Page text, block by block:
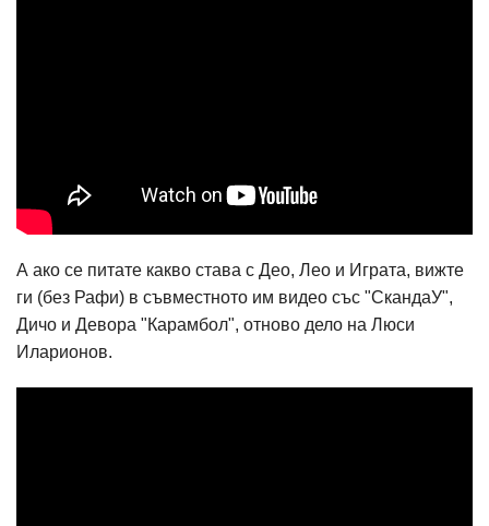
А ако се питате какво става с Део, Лео и Играта, вижте
ги (без Рафи) в съвместното им видео със "СкандаУ",
Дичо и Девора "Карамбол", отново дело на Люси
Иларионов.